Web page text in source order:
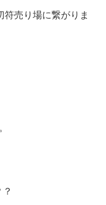
符売り場に繋がりま